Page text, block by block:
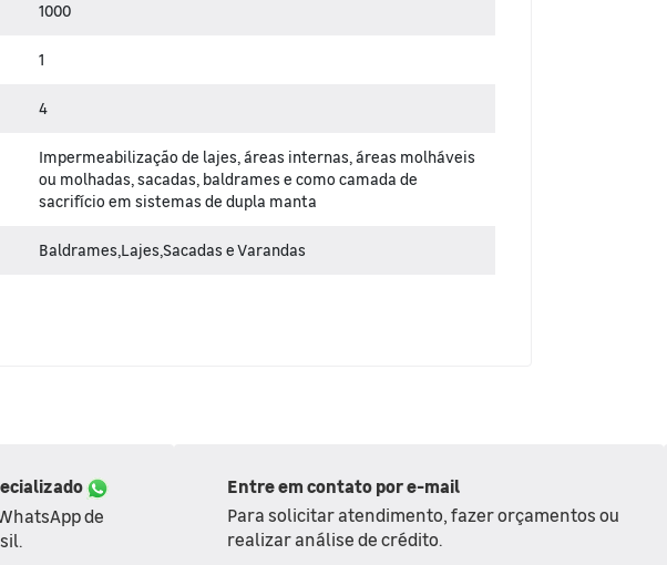
1000
1
4
Impermeabilização de lajes, áreas internas, áreas molháveis
ou molhadas, sacadas, baldrames e como camada de
sacrifício em sistemas de dupla manta
Baldrames,Lajes,Sacadas e Varandas
de
Entre em contato por e-mail
Para solicitar atendimento, fazer orçamentos ou
realizar análise de crédito.